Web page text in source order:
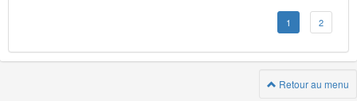
1 2
Retour au menu